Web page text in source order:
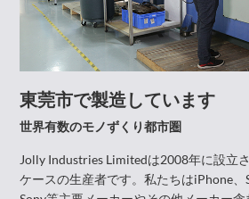
東莞市で製造しています
世界有数のモノずくり都市圏
Jolly Industries Limitedは2008年に設立
ケースの生産者です。私たちはiPhone、